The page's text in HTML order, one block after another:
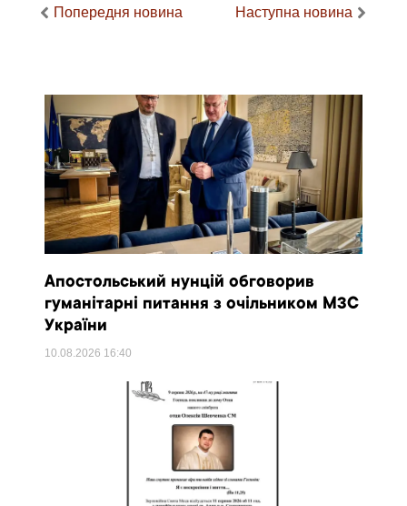
Попередня новина Наступна новина
Апостольський нунцій обговорив
гуманітарні питання з очільником МЗС
України
10.08.2026 16:40